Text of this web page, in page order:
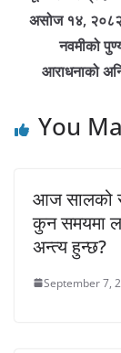
असोज १४,
नवमीको
आराधनाको
You
आज सालको
कुन समयमा
अन्त्य हुन्छ?
September 7,